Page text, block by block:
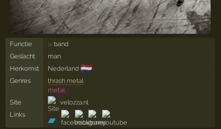
Functie 1× band
Geslacht
man
Herkomst
Nederland 🇳🇱
Genres
thrash metal
metal
Site
velozza.nl
Links